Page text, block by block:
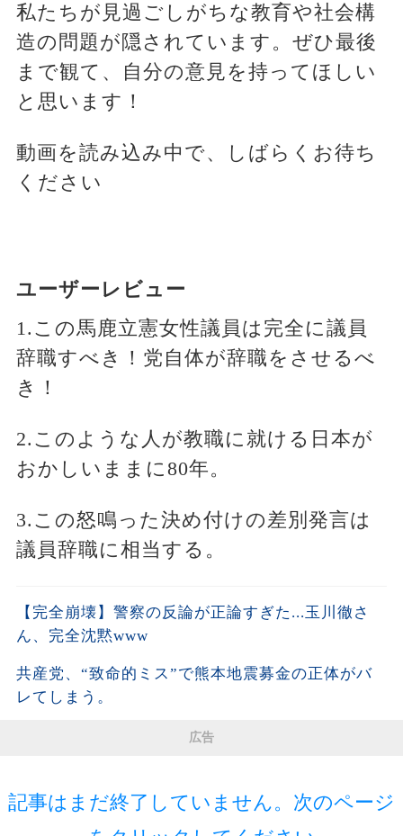
私たちが見過ごしがちな教育や社会構
造の問題が隠されています。ぜひ最後
まで観て、自分の意見を持ってほしい
と思います！
動画を読み込み中で、しばらくお待ち
ください
ユーザーレビュー
1.この馬鹿立憲女性議員は完全に議員
辞職すべき！党自体が辞職をさせるべ
き！
2.このような人が教職に就ける日本が
おかしいままに80年。
3.この怒鳴った決め付けの差別発言は
議員辞職に相当する。
【完全崩壊】警察の反論が正論すぎた...玉川徹さ
ん、完全沈黙www
共産党、“致命的ミス”で熊本地震募金の正体がバ
レてしまう。
広告
記事はまだ終了していません。次のページ